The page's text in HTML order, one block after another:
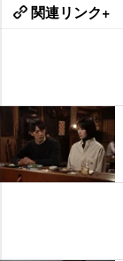
関連リンク+